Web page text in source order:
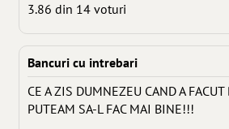
3.86 din 14 voturi
Bancuri cu intrebari
CE A ZIS DUMNEZEU CAND A FACUT
PUTEAM SA-L FAC MAI BINE!!!